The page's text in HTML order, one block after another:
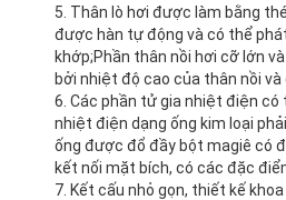
5. Thân lò hơi được làm bằng
được hàn tự động và có thể
khớp;Phần thân nồi hơi cỡ lớn
bởi nhiệt độ cao của thân nồi
6. Các phần tử gia nhiệt điện
nhiệt điện dạng ống kim loại
ống được đổ đầy bột magiê có
kết nối mặt bích, có các đặc
7. Kết cấu nhỏ gọn, thiết kế